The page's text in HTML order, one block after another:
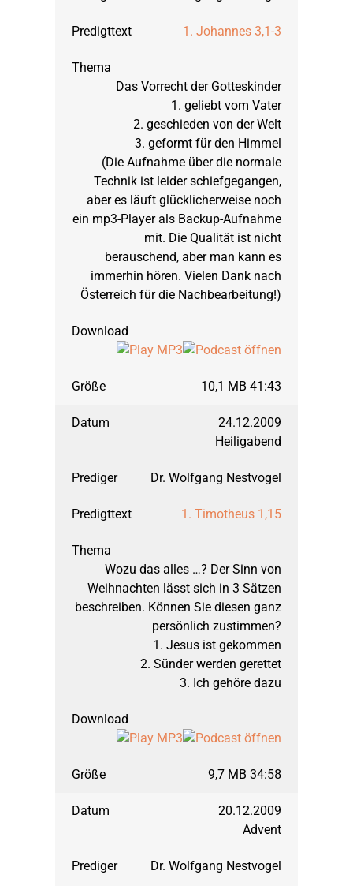
2016
2015
2014
2013
2010
2008
2007
2006
2005
Der Anfang der
Die Könige Israels
Epheserbrief
Göttliche
Maria – ein
Mutproben der Bibel
Nehemia
Römerbrief
Sendschreiben
März 2023:
September 2022:
März 2022: Psalm
September 2021: 2.
März 2019:
September 2017:
März 2017: Galater,
September 2016:
März 2016:
März 2015:
September 2014:
1. Johannes 3,1-3
Das Vorrecht der Gotteskinder
1. geliebt vom Vater
2. geschieden von der Welt
3. geformt für den Himmel
(Die Aufnahme über die normale
Technik ist leider schiefgegangen,
aber es läuft glücklicherweise noch
ein mp3-Player als Backup-Aufnahme
mit. Die Qualität ist nicht
berauschend, aber man kann es
immerhin hören. Vielen Dank nach
Österreich für die Nachbearbeitung!)
10,1 MB 41:43
24.12.2009
Heiligabend
Dr. Wolfgang Nestvogel
1. Timotheus 1,15
Wozu das alles …? Der Sinn von
Weihnachten lässt sich in 3 Sätzen
beschreiben. Können Sie diesen ganz
persönlich zustimmen?
1. Jesus ist gekommen
2. Sünder werden gerettet
3. Ich gehöre dazu
9,7 MB 34:58
20.12.2009
Advent
Dr. Wolfgang Nestvogel